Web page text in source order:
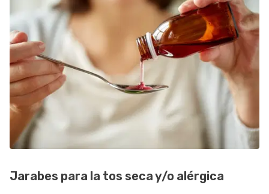
Jarabes para la tos seca y/o alérgica